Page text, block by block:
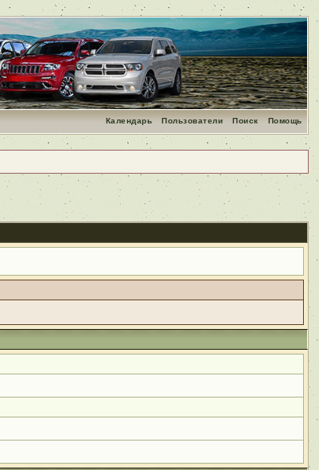
Помощь
Поиск
Пользователи
Календарь